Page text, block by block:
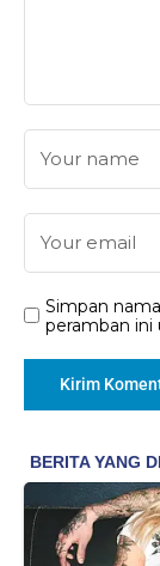
Simpan
peramban ini